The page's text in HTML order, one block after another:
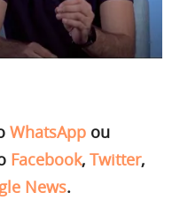
WhatsApp ou
Facebook, Twitter,
News.